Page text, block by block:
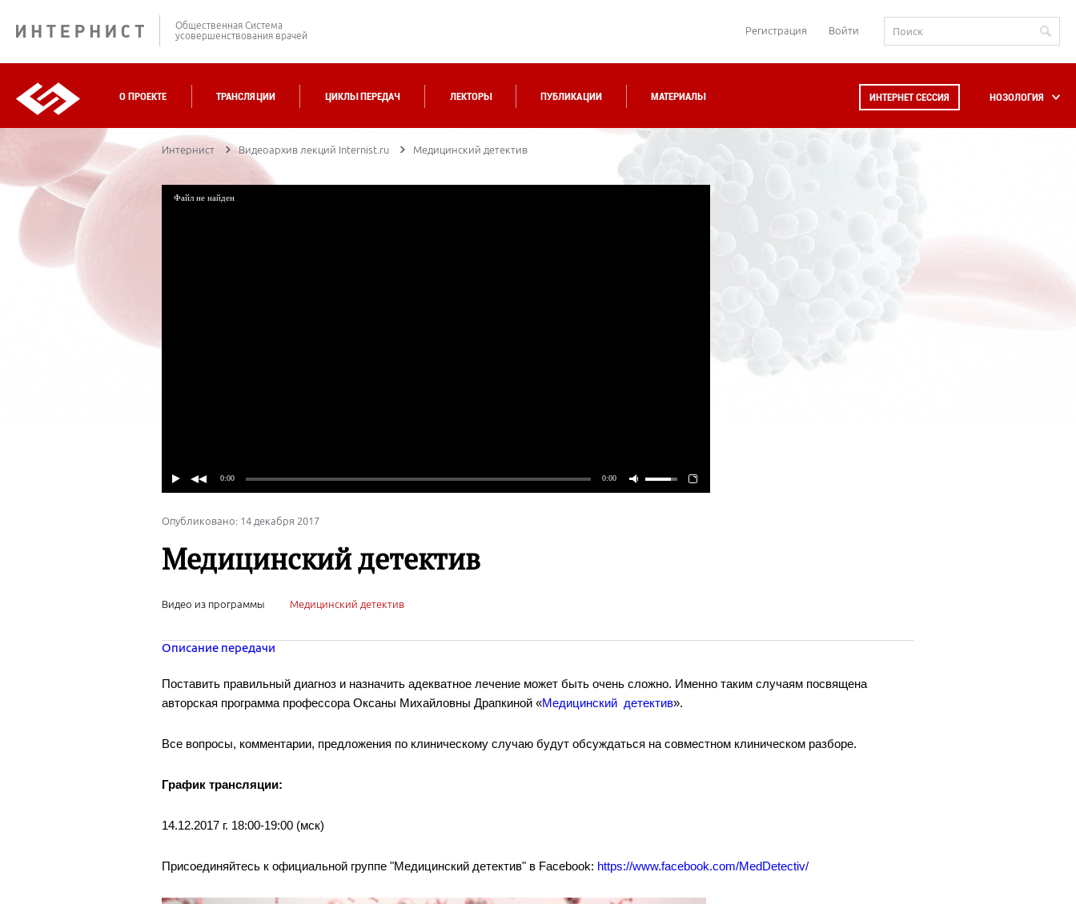
Общественная Система
усовершенствования врачей
Регистрация Войти
О ПРОЕКТЕ ТРАНСЛЯЦИИ ЦИКЛЫ ПЕРЕДАЧ ЛЕКТОРЫ ПУБЛИКАЦИИ МАТЕРИАЛЫ ИНТЕРНЕТ СЕССИЯ НОЗОЛОГИЯ
Интернист Видеоархив лекций Internist.ru Медицинский детектив
Опубликовано: 14 декабря 2017
Медицинский детектив
Видео из программы Медицинский детектив
Описание передачи
Поставить правильный диагноз и назначить адекватное лечение может быть очень сложно. Именно таким случаям посвящена
авторская программа профессора Оксаны Михайловны Драпкиной «Медицинский детектив».
Все вопросы, комментарии, предложения по клиническому случаю будут обсуждаться на совместном клиническом разборе.
График трансляции:
14.12.2017 г. 18:00-19:00 (мск)
Присоединяйтесь к официальной группе "Медицинский детектив" в Facebook: https://www.facebook.com/MedDetectiv/